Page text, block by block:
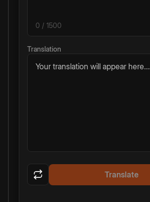
0 / 1500
Translation
Your translation will appear here...
Translate